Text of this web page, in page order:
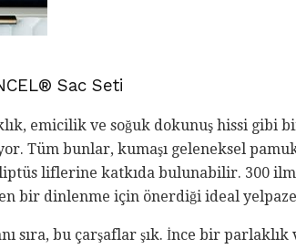
Sac Seti
emicilik ve soğuk dokunuş hissi gibi
Tüm bunlar, kumaşı geleneksel
liflerine katkıda bulunabilir. 300
bir dinlenme için önerdiği ideal
sıra, bu çarşaflar şık. İnce bir